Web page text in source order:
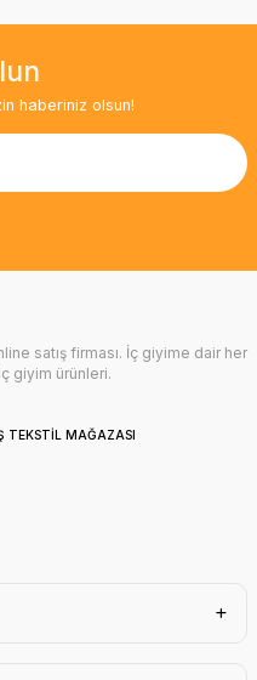
haberiniz olsun!
satış firması. İç giyime dair her
giyim ürünleri.
TEKSTİL MAĞAZASI